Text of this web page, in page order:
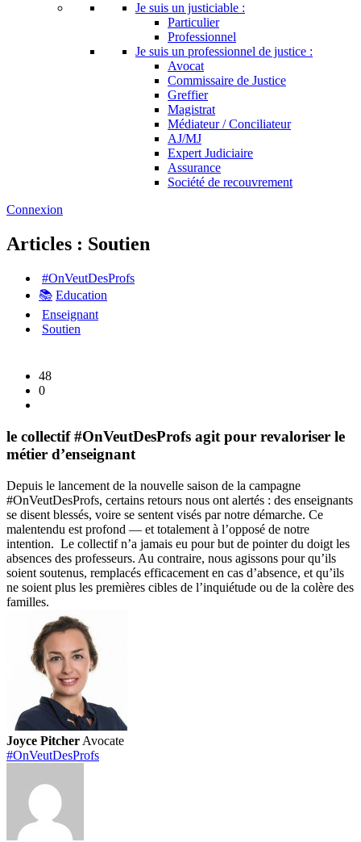
Je suis un justiciable :
Particulier
Professionnel
Je suis un professionnel de justice :
Avocat
Commissaire de Justice
Greffier
Magistrat
Médiateur / Conciliateur
AJ/MJ
Expert Judiciaire
Assurance
Société de recouvrement
Connexion
Articles : Soutien
#OnVeutDesProfs
📚 Education
Enseignant
Soutien
48
0
le collectif #OnVeutDesProfs agit pour revaloriser le
métier d’enseignant
Depuis le lancement de la nouvelle saison de la campagne
#OnVeutDesProfs, certains retours nous ont alertés : des enseignants
se disent blessés, voire se sentent visés par notre démarche. Ce
malentendu est profond — et totalement à l’opposé de notre
intention. Le collectif n’a jamais eu pour but de pointer du doigt les
absences des professeurs. Au contraire, nous agissons pour qu’ils
soient soutenus, remplacés efficacement en cas d’absence, et qu’ils
ne soient plus les premières cibles de l’inquiétude ou de la colère des
familles.
Joyce Pitcher Avocate
#OnVeutDesProfs